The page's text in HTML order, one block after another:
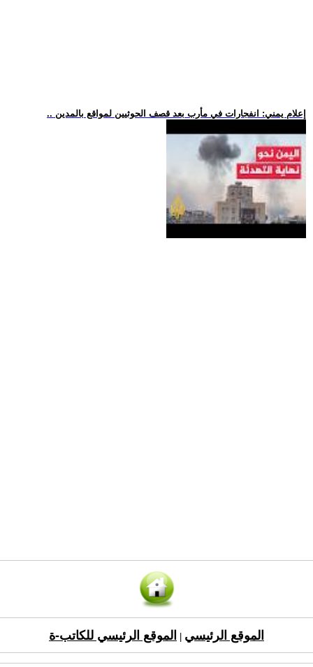
.. إعلام يمني: انفجارات في مأرب بعد قصف الحوثيين لمواقع بالمدين
الموقع الرئيسي الموقع الرئيسي للكاتب-ة